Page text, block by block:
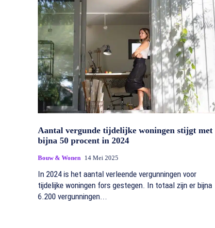
Aantal vergunde tijdelijke woningen stijgt met
bijna 50 procent in 2024
Bouw & Wonen 14 Mei 2025
In 2024 is het aantal verleende vergunningen voor
tijdelijke woningen fors gestegen. In totaal zijn er bijna
6.200 vergunningen...